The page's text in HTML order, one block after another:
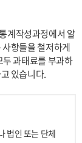
계작성과정에서 알
항들을 철저하게
과태료를 부과하
있습니다.
법인 또는 단체